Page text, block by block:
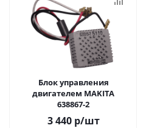
Блок управления
двигателем MAKITA
638867-2
3 440р/шт